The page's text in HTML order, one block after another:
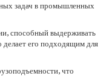
задач в промышленных
способный выдерживать
делает его подходящим для
что